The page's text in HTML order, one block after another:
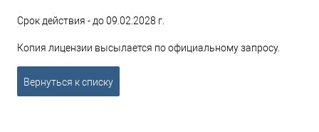
Срок действия - до 09.02.2028 г.
Копия лицензии высылается по официальному запросу.
Вернуться к списку